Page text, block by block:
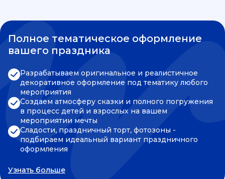
Полное тематическое оформление
вашего праздника
Разрабатываем оригинальное и реалистичное
декоративное оформление под тематику любого
мероприятия
Создаем атмосферу сказки и полного погружения
в процесс детей и взрослых на вашем
мероприятии мечты
Сладости, праздничный торт, фотозоны -
подбираем идеальный вариант праздничного
оформления
Узнать больше